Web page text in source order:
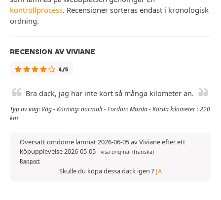
kontrollprocess. Recensioner sorteras endast i kronologisk
ordning.
RECENSION AV VIVIANE
4/5
Bra däck, jag har inte kört så många kilometer än.
Typ av väg: Väg - Körning: normalt - Fordon: Mazda - Körda kilometer : 220
km
Översatt omdöme lämnat 2026-06-05 av Viviane efter ett
köpupplevelse 2026-05-05- visa original (franska)
Rapport
Skulle du köpa dessa däck igen ? JA